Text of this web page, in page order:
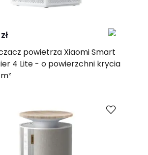
Porównaj
powietrza Xiaomi Smart
4 Lite - o powierzchni krycia